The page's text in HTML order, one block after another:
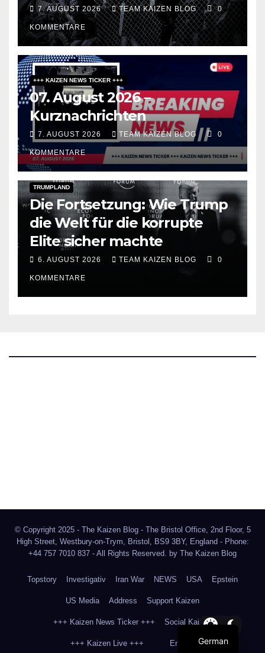
7. AUGUST 2026 TEAM KAIZEN BLOG 0
KOMMENTARE
+++ KAIZEN NEWS TICKER +++
07. August 2026 –
Kurznachrichten
7. AUGUST 2026 TEAM KAIZEN BLOG 0
KOMMENTARE
DARK AMERICA
TRUMPLAND
Die Fortsetzung: Wie Trump
die Welt für die korrupte
Elite sicher machte
6. AUGUST 2026 TEAM KAIZEN BLOG 0
KOMMENTARE
© Copyright 2025 - The Kaizen Blog - The Bristol Office, 2nd Floor, 5
High Street, Westbury-on-Trym, Bristol, BS9 3BY, England - Phone:
+44 757 7010 837 - All Rights Reserved. by The Kaizen Blog
Topstory Investigativ Iran War NEWS USA Epstein
US Media Address Support Kaizen
+++ Kaizen News Ticker +++ Social Kaizen
+++ Kaizen Live +++ English German